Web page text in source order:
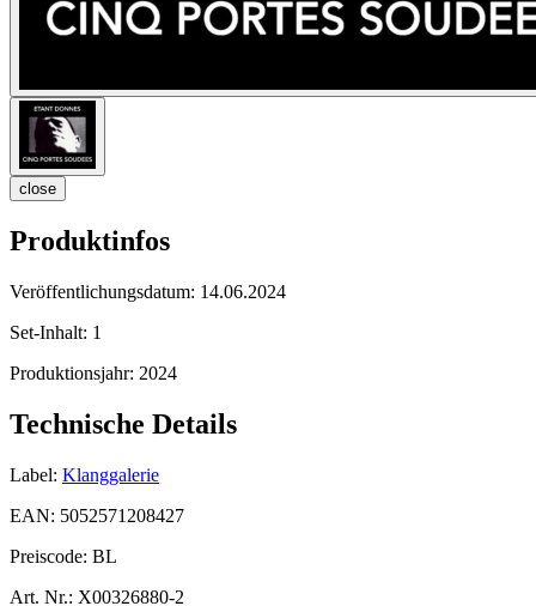
close
Produktinfos
Veröffentlichungsdatum: 14.06.2024
Set-Inhalt: 1
Produktionsjahr: 2024
Technische Details
Label: Klanggalerie
EAN: 5052571208427
Preiscode: BL
Art. Nr.: X00326880-2